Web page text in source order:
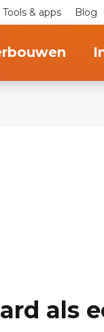
Tools & apps Blog
als